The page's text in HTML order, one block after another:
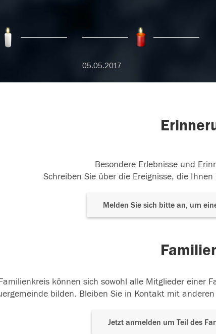
05.05.2017
Besondere Erlebnisse und
Schreiben Sie über die Ereignisse, die
Melden Sie sich bitte an, um
können sich sowohl alle Mitglieder einer
bilden. Bleiben Sie in Kontakt mit
Jetzt anmelden um Teil des